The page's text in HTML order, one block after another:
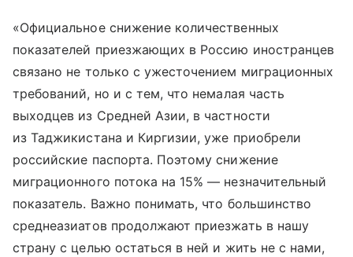
«Официальное снижение количественных
показателей приезжающих в Россию иностранцев
связано не только с ужесточением миграционных
требований, но и с тем, что немалая часть
выходцев из Средней Азии, в частности
из Таджикистана и Киргизии, уже приобрели
российские паспорта. Поэтому снижение
миграционного потока на 15% — незначительный
показатель. Важно понимать, что большинство
среднеазиатов продолжают приезжать в нашу
страну с целью остаться в ней и жить не с нами,